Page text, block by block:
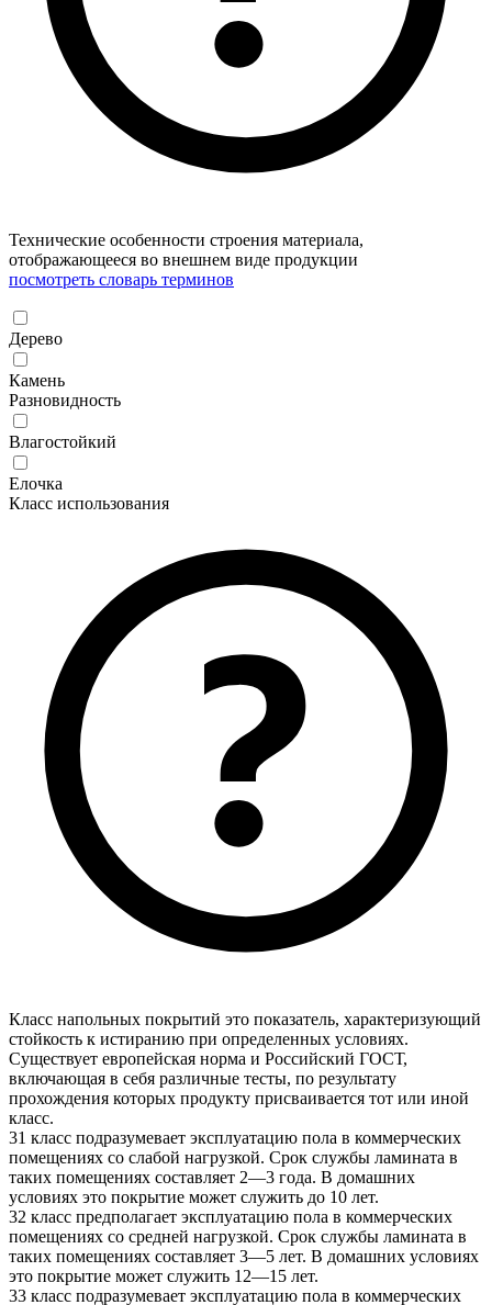
Технические особенности строения материала,
отображающееся во внешнем виде продукции
посмотреть словарь терминов
Дерево
Камень
Разновидность
Влагостойкий
Елочка
Класс использования
Класс напольных покрытий это показатель, характеризующий
стойкость к истиранию при определенных условиях.
Существует европейская норма и Российский ГОСТ,
включающая в себя различные тесты, по результату
прохождения которых продукту присваивается тот или иной
класс.
31 класс подразумевает эксплуатацию пола в коммерческих
помещениях со слабой нагрузкой. Срок службы ламината в
таких помещениях составляет 2—3 года. В домашних
условиях это покрытие может служить до 10 лет.
32 класс предполагает эксплуатацию пола в коммерческих
помещениях со средней нагрузкой. Срок службы ламината в
таких помещениях составляет 3—5 лет. В домашних условиях
это покрытие может служить 12—15 лет.
33 класс подразумевает эксплуатацию пола в коммерческих